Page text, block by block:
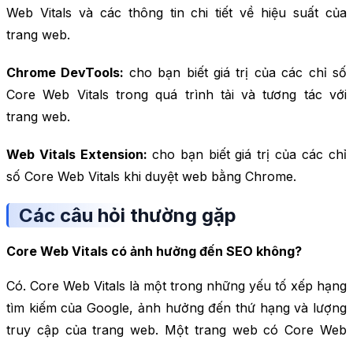
Web Vitals và các thông tin chi tiết về hiệu suất của
trang web.
Chrome DevTools: cho bạn biết giá trị của các chỉ số
Core Web Vitals trong quá trình tải và tương tác với
trang web.
Web Vitals Extension: cho bạn biết giá trị của các chỉ
số Core Web Vitals khi duyệt web bằng Chrome.
Các câu hỏi thường gặp
Core Web Vitals có ảnh hưởng đến SEO không?
Có. Core Web Vitals là một trong những yếu tố xếp hạng
tìm kiếm của Google, ảnh hưởng đến thứ hạng và lượng
truy cập của trang web. Một trang web có Core Web